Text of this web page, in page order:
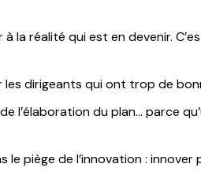
la réalité qui est en devenir.
dirigeants qui ont trop de
l’élaboration du plan… parce
le piège de l’innovation : innover